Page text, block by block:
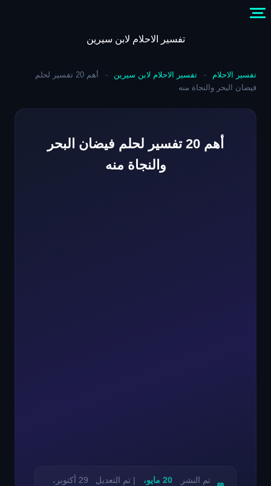
content
تفسير الاحلام لابن سيرين
تفسير الاحلام - تفسير الاحلام لابن سيرين -
أهم 20 تفسير لحلم
فيضان البحر والنجاة منه
أهم 20 تفسير لحلم فيضان البحر
والنجاة منه
تم النشر
20 مايو،
| تم التعديل
29 أكتوبر،